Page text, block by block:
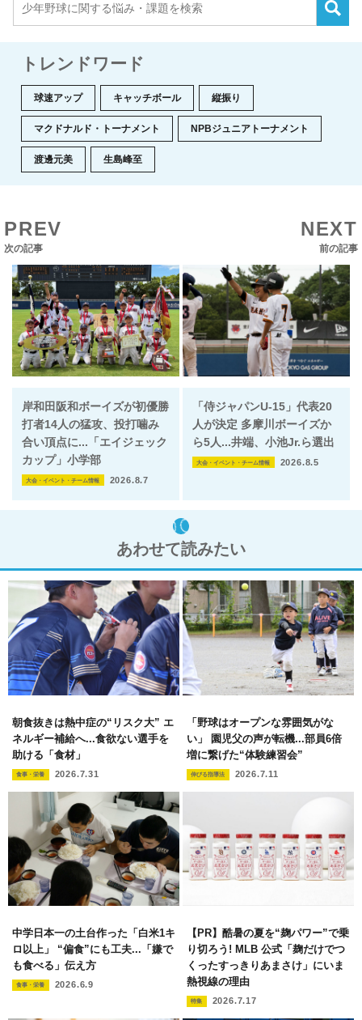
トレンドワード
球速アップ キャッチボール 縦振り
マクドナルド・トーナメント NPBジュニアトーナメント
渡邊元美 生島峰至
PREV
次の記事
NEXT
前の記事
岸和田阪和ボーイズが初優勝
打者14人の猛攻、投打噛み
合い頂点に...「エイジェック
カップ」小学部
大会・イベント・チーム情報 2026.8.7
「侍ジャパンU-15」代表20
人が決定 多摩川ボーイズか
ら5人...井端、小池Jr.ら選出
大会・イベント・チーム情報 2026.8.5
あわせて読みたい
朝食抜きは熱中症の“リスク大” エ
ネルギー補給へ...食欲ない選手を
助ける「食材」
食事・栄養 2026.7.31
「野球はオープンな雰囲気がな
い」 園児父の声が転機...部員6倍
増に繋げた“体験練習会”
伸びる指導法 2026.7.11
中学日本一の土台作った「白米1キ
ロ以上」 “偏食”にも工夫...「嫌で
も食べる」伝え方
食事・栄養 2026.6.9
【PR】酷暑の夏を“麹パワー”で乗
り切ろう! MLB 公式「麹だけでつ
くったすっきりあまさけ」にいま
熱視線の理由
特集 2026.7.17